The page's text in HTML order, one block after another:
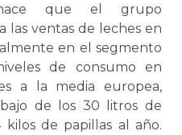
hace que el grupo
las ventas de leches en
en el segmento
de consumo en
a la media europea,
de los 30 litros de
de papillas al año.